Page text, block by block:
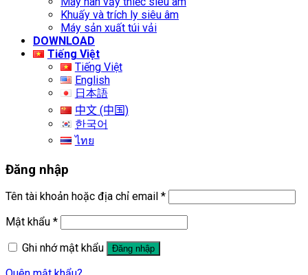
Khuấy và trích ly siêu âm
Máy sản xuất túi vải
DOWNLOAD
Tiếng Việt
Tiếng Việt
English
日本語
中文 (中国)
한국어
ไทย
Đăng nhập
Tên tài khoản hoặc địa chỉ email *
Mật khẩu *
Ghi nhớ mật khẩu
Đăng nhập